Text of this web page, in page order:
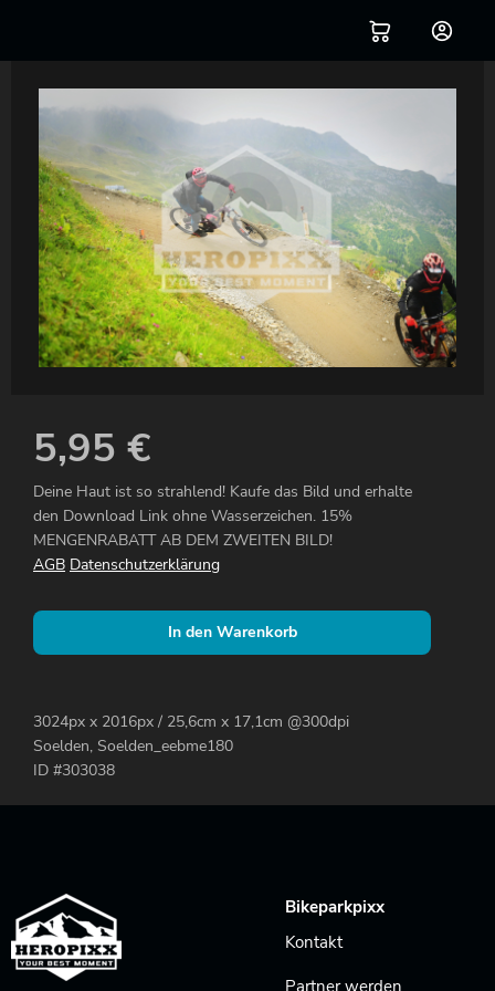
5,95 €
Deine Haut ist so strahlend! Kaufe das Bild und erhalte
den Download Link ohne Wasserzeichen. 15%
MENGENRABATT AB DEM ZWEITEN BILD!
AGB Datenschutzerklärung
In den Warenkorb
3024px x 2016px / 25,6cm x 17,1cm @300dpi
Soelden, Soelden_eebme180
ID #303038
Bikeparkpixx
Kontakt
Partner werden